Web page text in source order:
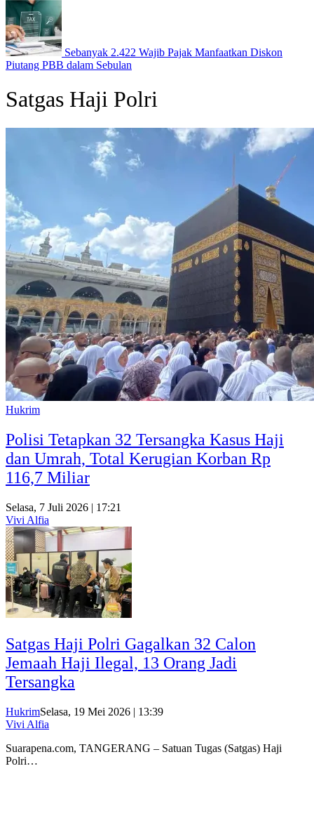
Sebanyak 2.422 Wajib Pajak Manfaatkan Diskon
Piutang PBB dalam Sebulan
Satgas Haji Polri
Hukrim
Polisi Tetapkan 32 Tersangka Kasus Haji
dan Umrah, Total Kerugian Korban Rp
116,7 Miliar
Selasa, 7 Juli 2026 | 17:21
Vivi Alfia
Satgas Haji Polri Gagalkan 32 Calon
Jemaah Haji Ilegal, 13 Orang Jadi
Tersangka
HukrimSelasa, 19 Mei 2026 | 13:39
Vivi Alfia
Suarapena.com, TANGERANG – Satuan Tugas (Satgas) Haji
Polri…